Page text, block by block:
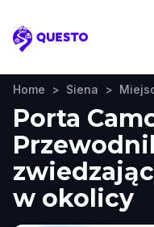
Questo
Home > Siena >
Porta
w okolicy